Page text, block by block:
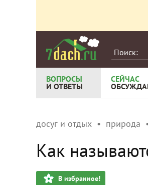
ВОПРОСЫ
И ОТВЕТЫ
СЕЙЧАС
досуг и отдых природа
Как
В избранное!